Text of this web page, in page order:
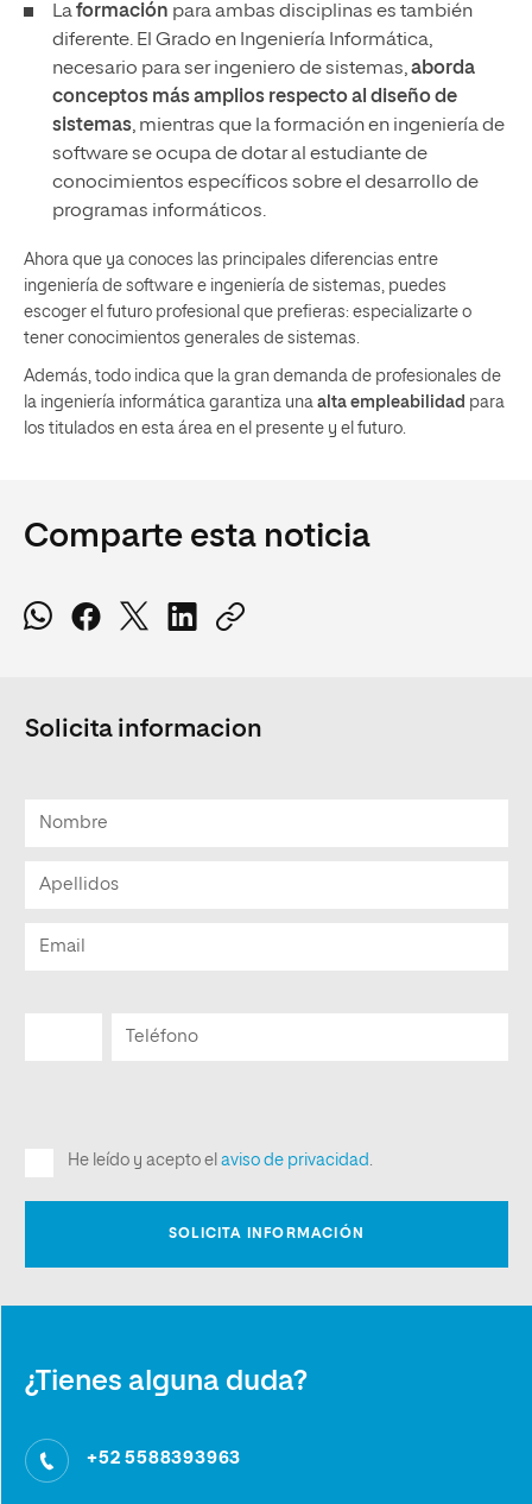
Laformación para ambas disciplinas es también
diferente. El Grado en Ingeniería Informática,
necesario para ser ingeniero de sistemas,aborda
conceptos más amplios respecto al diseño de
sistemas, mientras que la formación en ingeniería de
software se ocupa de dotar al estudiante de
conocimientos específicos sobre el desarrollo de
programas informáticos.
Ahora que ya conoces las principales diferencias entre
ingeniería de software e ingeniería de sistemas, puedes
escoger el futuro profesional que prefieras: especializarte o
tener conocimientos generales de sistemas.
Además, todo indica que la gran demanda de profesionales de
la ingeniería informática garantiza una alta empleabilidad para
los titulados en esta área en el presente y el futuro.
Comparte esta noticia
Solicita informacion
¿Tienes alguna duda?
+52 5588393963